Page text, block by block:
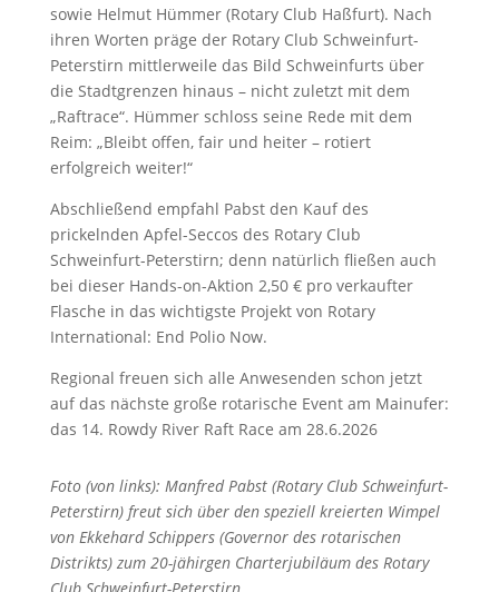
sowie Helmut Hümmer (Rotary Club Haßfurt). Nach
ihren Worten präge der Rotary Club Schweinfurt-
Peterstirn mittlerweile das Bild Schweinfurts über
die Stadtgrenzen hinaus – nicht zuletzt mit dem
„Raftrace“. Hümmer schloss seine Rede mit dem
Reim: „Bleibt offen, fair und heiter – rotiert
erfolgreich weiter!“
Abschließend empfahl Pabst den Kauf des
prickelnden Apfel-Seccos des Rotary Club
Schweinfurt-Peterstirn; denn natürlich fließen auch
bei dieser Hands-on-Aktion 2,50 € pro verkaufter
Flasche in das wichtigste Projekt von Rotary
International: End Polio Now.
Regional freuen sich alle Anwesenden schon jetzt
auf das nächste große rotarische Event am Mainufer:
das 14. Rowdy River Raft Race am 28.6.2026
Foto (von links): Manfred Pabst (Rotary Club Schweinfurt-
Peterstirn) freut sich über den speziell kreierten Wimpel
von Ekkehard Schippers (Governor des rotarischen
Distrikts) zum 20-jähirgen Charterjubiläum des Rotary
Club Schweinfurt-Peterstirn.